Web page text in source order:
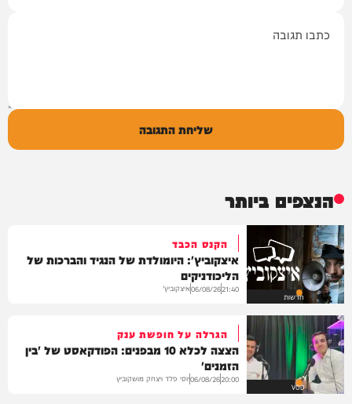
שליחת התגובה
הנצפים ביותר
חדשות
הקנס הכבד
איצקוביץ': היומולדת של הנגיד והברכות של
הליכודניקים
21:40
06/08/26איצקוביץ'
VOD
הגרלה על חופשת ענק
הצצה לכלא 10 מבפנים: הפודקאסט של 'בין
הזמנים'
20:00
06/08/26יוסי פלד ויצחק מושקוביץ